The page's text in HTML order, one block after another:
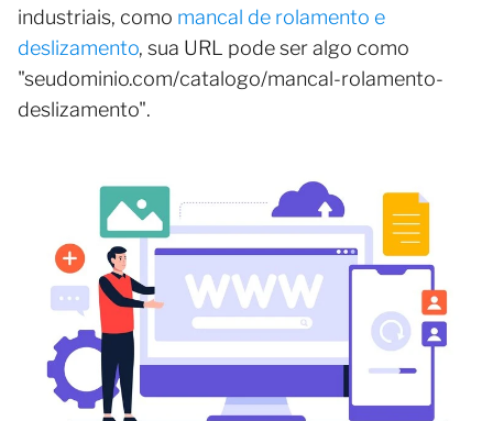
industriais, como mancal de rolamento e
deslizamento, sua URL pode ser algo como
"seudominio.com/catalogo/mancal-rolamento-
deslizamento".